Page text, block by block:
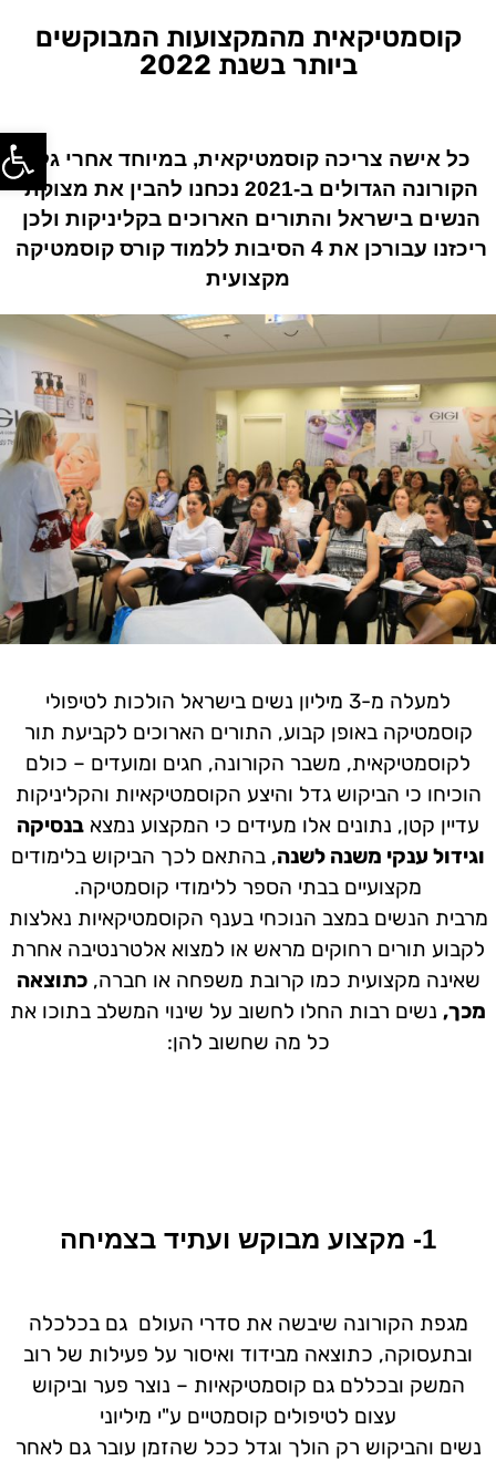
פתח
קוסמטיקאית מהמקצועות המבוקשים
ביותר בשנת 2022
הקורונה הגדולים ב-2021 נכחנו להבין את מצוקת
הנשים בישראל והתורים הארוכים בקליניקות ולכן
ריכזנו עבורכן
את 4 הסיבות ללמוד קורס קוסמטיקה
מקצועית
למעלה מ-3 מיליון נשים בישראל הולכות לטיפולי
קוסמטיקה באופן קבוע, התורים הארוכים לקביעת תור
לקוסמטיקאית, משבר הקורונה, חגים ומועדים – כולם
הוכיחו כי הביקוש גדל והיצע הקוסמטיקאיות והקליניקות
עדיין קטן, נתונים אלו מעידים כי המקצוע נמצא בנסיקה
וגידול ענקי משנה לשנה, בהתאם לכך הביקוש בלימודים
מקצועיים בבתי הספר ללימודי קוסמטיקה.
מרבית הנשים במצב הנוכחי בענף הקוסמטיקאיות נאלצות
לקבוע תורים רחוקים מראש או למצוא אלטרנטיבה אחרת
שאינה מקצועית כמו קרובת משפחה או חברה, כתוצאה
מכך,נשים רבות החלו לחשוב על שינוי המשלב בתוכו את
כל מה שחשוב להן:
1- מקצוע מבוקש ועתיד בצמיחה
מגפת הקורונה שיבשה את סדרי העולם גם בכלכלה
ובתעסוקה, כתוצאה מבידוד ואיסור על פעילות של רוב
המשק ובכללם גם קוסמטיקאיות – נוצר פער וביקוש
עצום לטיפולים קוסמטיים ע"י מיליוני
נשים והביקוש רק הולך וגדל ככל שהזמן עובר גם לאחר